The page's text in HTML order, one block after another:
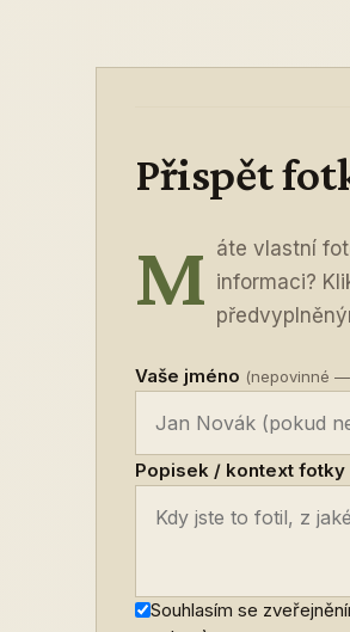
Přispět
M áte vlastní
informaci?
Vaše jméno (nepovinné
Popisek / kontext fotky
Souhlasím se